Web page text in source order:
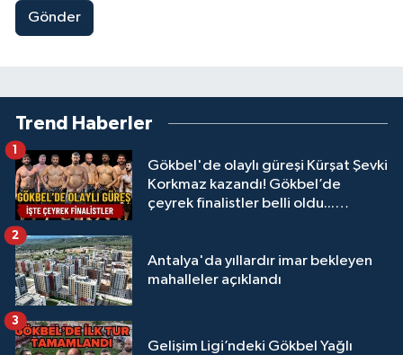
Gönder
Trend Haberler
Gökbel'de olaylı güreşi Kürşat Şevki
Korkmaz kazandı! Gökbel’de
çeyrek finalistler belli oldu...
1
Antalya'da yıllardır imar bekleyen
mahalleler açıklandı
2
Gelişim Ligi’ndeki Gökbel Yağlı
3